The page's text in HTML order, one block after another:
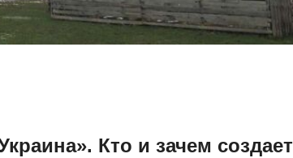
Кто и зачем создает